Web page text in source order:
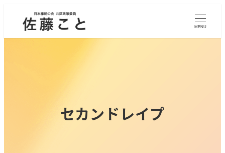
MENU
セカンドレイプ